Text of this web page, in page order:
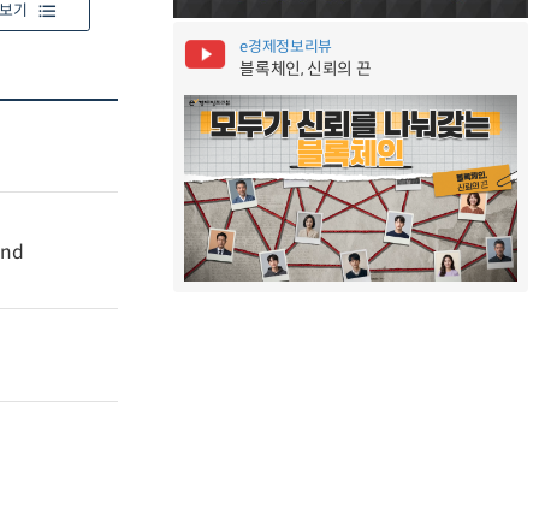
기
e경제정보리뷰
블록체인, 신뢰의 끈